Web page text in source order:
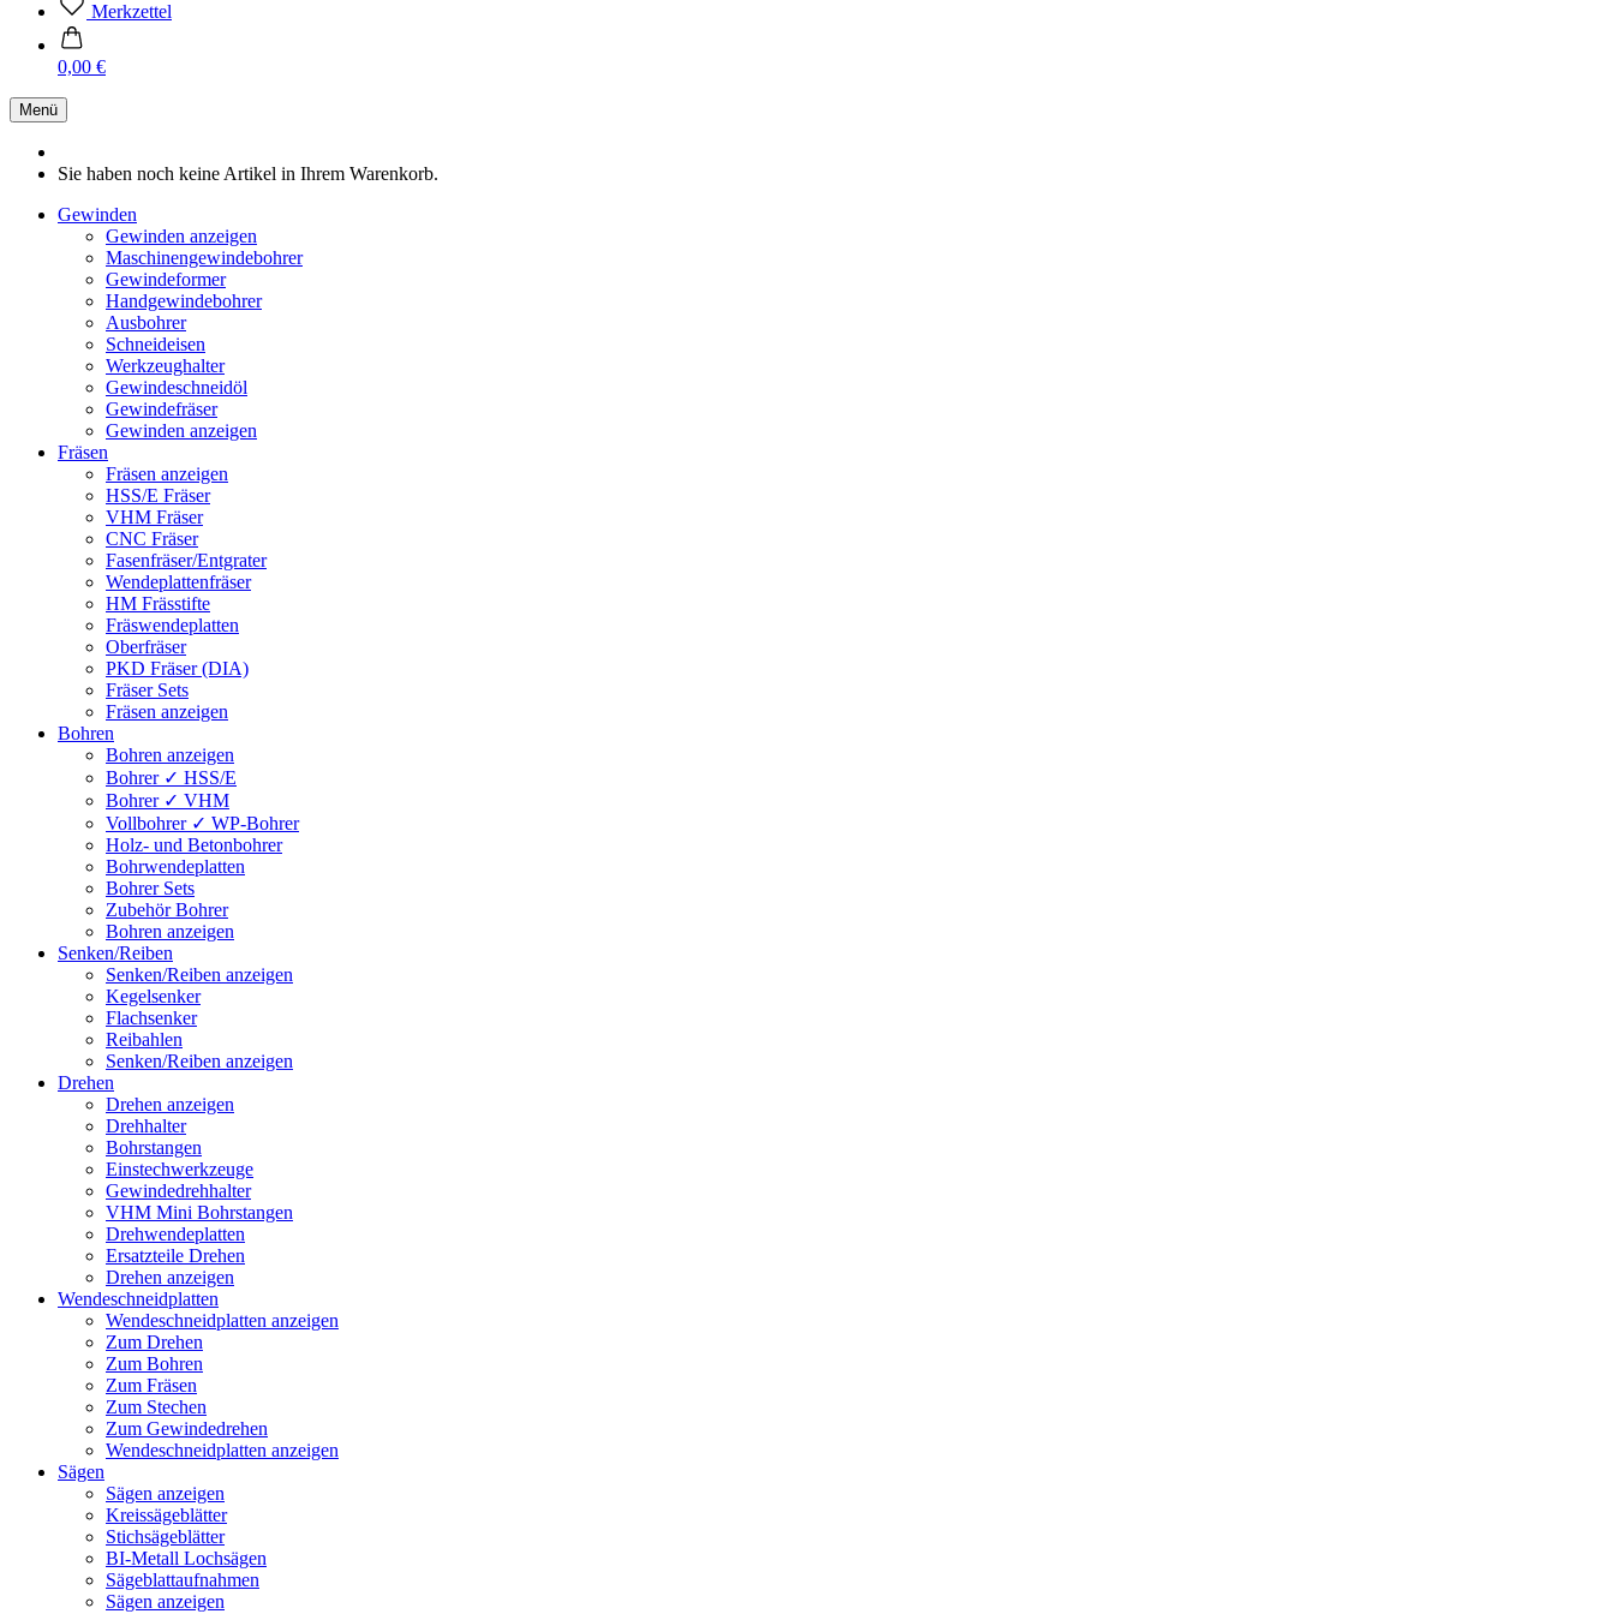
Merkzettel
0,00 €
Menü
Sie haben noch keine Artikel in Ihrem Warenkorb.
Gewinden
Gewinden anzeigen
Maschinengewindebohrer
Gewindeformer
Handgewindebohrer
Ausbohrer
Schneideisen
Werkzeughalter
Gewindeschneidöl
Gewindefräser
Gewinden anzeigen
Fräsen
Fräsen anzeigen
HSS/E Fräser
VHM Fräser
CNC Fräser
Fasenfräser/Entgrater
Wendeplattenfräser
HM Frässtifte
Fräswendeplatten
Oberfräser
PKD Fräser (DIA)
Fräser Sets
Fräsen anzeigen
Bohren
Bohren anzeigen
Bohrer ✓ HSS/E
Bohrer ✓ VHM
Vollbohrer ✓ WP-Bohrer
Holz- und Betonbohrer
Bohrwendeplatten
Bohrer Sets
Zubehör Bohrer
Bohren anzeigen
Senken/Reiben
Senken/Reiben anzeigen
Kegelsenker
Flachsenker
Reibahlen
Senken/Reiben anzeigen
Drehen
Drehen anzeigen
Drehhalter
Bohrstangen
Einstechwerkzeuge
Gewindedrehhalter
VHM Mini Bohrstangen
Drehwendeplatten
Ersatzteile Drehen
Drehen anzeigen
Wendeschneidplatten
Wendeschneidplatten anzeigen
Zum Drehen
Zum Bohren
Zum Fräsen
Zum Stechen
Zum Gewindedrehen
Wendeschneidplatten anzeigen
Sägen
Sägen anzeigen
Kreissägeblätter
Stichsägeblätter
BI-Metall Lochsägen
Sägeblattaufnahmen
Sägen anzeigen